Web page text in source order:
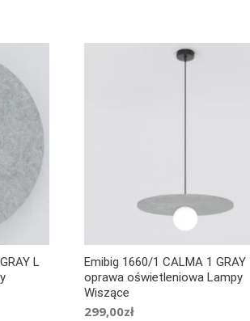
L
Emibig 1660/1 CALMA 1 GRAY
oprawa oświetleniowa Lampy
Wiszące
299,00zł